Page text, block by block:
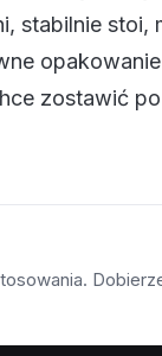
stabilnie stoi,
zostawić